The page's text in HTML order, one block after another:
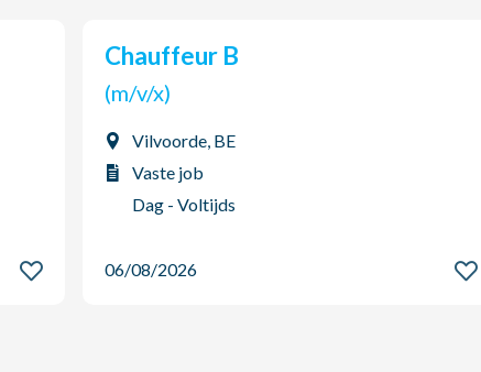
Chauffeur B
(m/v/x)
Vilvoorde, BE
Vaste job
Dag - Voltijds
06/08/2026